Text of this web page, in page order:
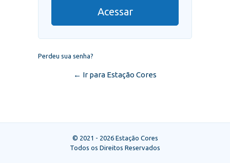
Perdeu sua senha?
← Ir para Estação Cores
© 2021 - 2026 Estação Cores
Todos os Direitos Reservados